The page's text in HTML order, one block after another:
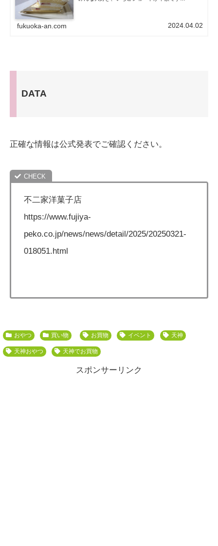
fukuoka-an.com 2024.04.02
DATA
正確な情報は公式発表でご確認ください。
不二家洋菓子店
https://www.fujiya-
peko.co.jp/news/news/detail/2025/20250321-
018051.html
おやつ 買い物 お買物 イベント 天神
天神おやつ 天神でお買物
スポンサーリンク